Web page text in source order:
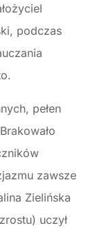
podczas
pełen
zawsze
Zielińska
uczył